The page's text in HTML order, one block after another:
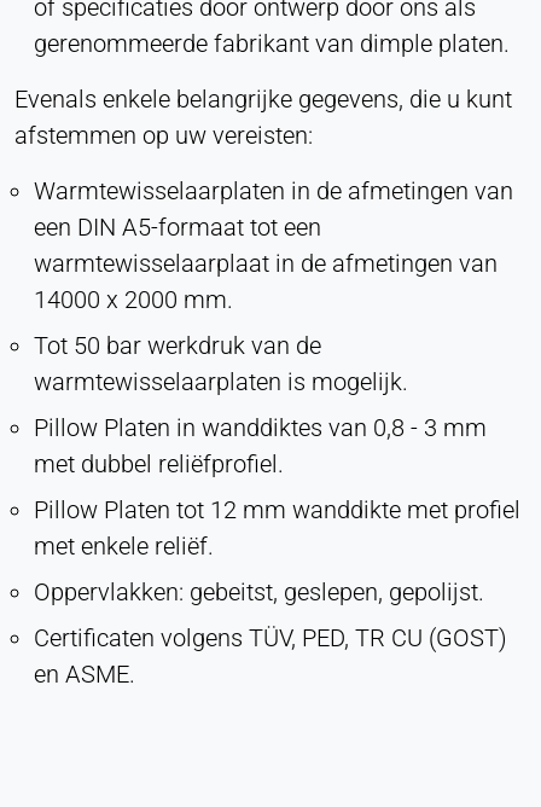
of specificaties door ontwerp door ons als
gerenommeerde fabrikant van dimple platen.
Evenals enkele belangrijke gegevens, die u kunt
afstemmen op uw vereisten:
Warmtewisselaarplaten in de afmetingen van
een DIN A5-formaat tot een
warmtewisselaarplaat in de afmetingen van
14000 x 2000 mm.
Tot 50 bar werkdruk van de
warmtewisselaarplaten is mogelijk.
Pillow Platen in wanddiktes van 0,8 - 3 mm
met dubbel reliëfprofiel.
Pillow Platen tot 12 mm wanddikte met profiel
met enkele reliëf.
Oppervlakken: gebeitst, geslepen, gepolijst.
Certificaten volgens TÜV, PED, TR CU (GOST)
en ASME.
sneeuwploegOutQueue_#_post2,
sneeuwploegOutQue_#_post2.expires
Provider:
Bedrijfsidentificatie (B2B)
Cookie duration:
Aanhoudend
Name:
_hjAbsoluteSessionInProgress
Provider:
Hotjar Ltd.
Purpose:
Sessie - 1 jaar